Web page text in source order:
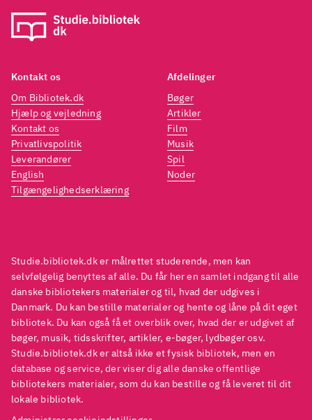
Studie.bibliotek.dk er målrettet studerende, men kan
selvfølgelig benyttes af alle. Du får her en samlet indgang til alle
danske bibliotekers materialer og til, hvad der udgives i
Danmark. Du kan bestille materialer og hente og låne på dit eget
bibliotek. Du kan også få et overblik over, hvad der er udgivet af
bøger, musik, tidsskrifter, artikler, e-bøger, lydbøger osv.
Studie.bibliotek.dk er altså ikke et fysisk bibliotek, men en
database og service, der viser dig alle danske offentlige
bibliotekers materialer, som du kan bestille og få leveret til dit
lokale bibliotek.
Kontakt os
Om Bibliotek.dk
Hjælp og vejledning
Kontakt os
Privatlivspolitik
Leverandører
English
Tilgængelighedserklæring
Afdelinger
Bøger
Artikler
Film
Musik
Spil
Noder